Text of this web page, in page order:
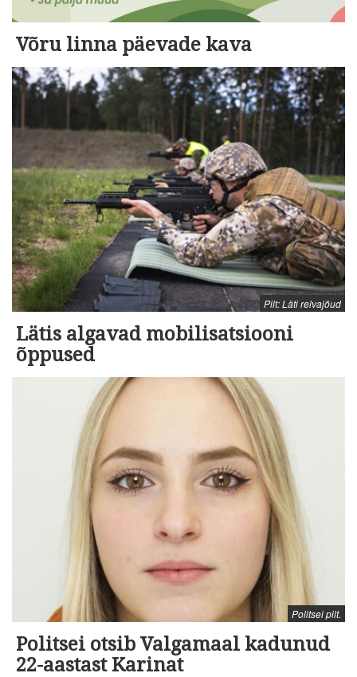
Võru linna päevade kava
Pilt: Läti relvajõud
Lätis algavad mobilisatsiooni
õppused
Politsei pilt.
Politsei otsib Valgamaal kadunud
22-aastast Karinat